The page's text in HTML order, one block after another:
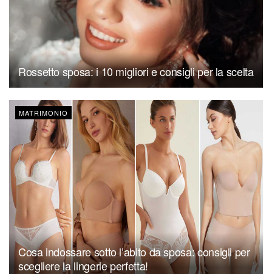
Rossetto sposa: i 10 migliori e consigli per la scelta
MATRIMONIO
Cosa indossare sotto l’abito da sposa: consigli per
scegliere la lingerie perfetta!